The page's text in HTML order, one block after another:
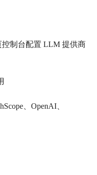
控制台配置 LLM 提供商
、OpenAI、